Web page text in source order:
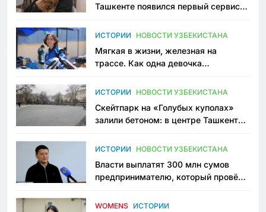
Ташкенте появился первый сервис
ИСТОРИИ НОВОСТИ УЗБЕКИСТАНА
Мягкая в жизни, железная на
трассе. Как одна девочка
Узбекистане
ИСТОРИИ НОВОСТИ УЗБЕКИСТАНА
Скейтпарк на «Голубых куполах»
залили бетоном: в центре Ташкента
пространство
ИСТОРИИ НОВОСТИ УЗБЕКИСТАНА
Власти выплатят 300 млн сумов
предпринимателю, который провёл
приговору
WOMENS ИСТОРИИ